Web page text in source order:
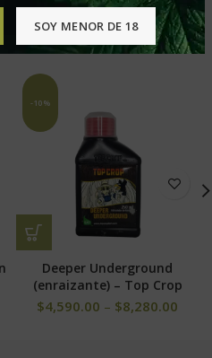
SOY MENOR DE 18
-10%
Deeper Underground
(enraizante) – Top Crop
$4,590.00 – $8,280.00